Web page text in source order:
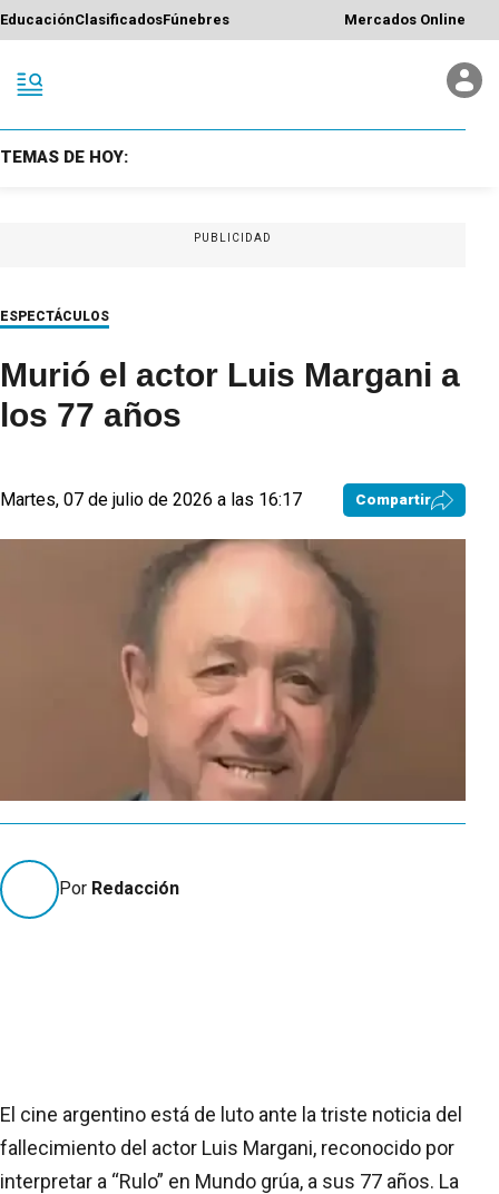
EducaciónClasificadosFúnebres Mercados Online
TEMAS DE HOY:
PUBLICIDAD
ESPECTÁCULOS
Murió el actor Luis Margani a
los 77 años
Martes, 07 de julio de 2026 a las 16:17 Compartir
Por Redacción
El cine argentino está de luto ante la triste noticia del
fallecimiento del actor Luis Margani, reconocido por
interpretar a “Rulo” en Mundo grúa, a sus 77 años. La